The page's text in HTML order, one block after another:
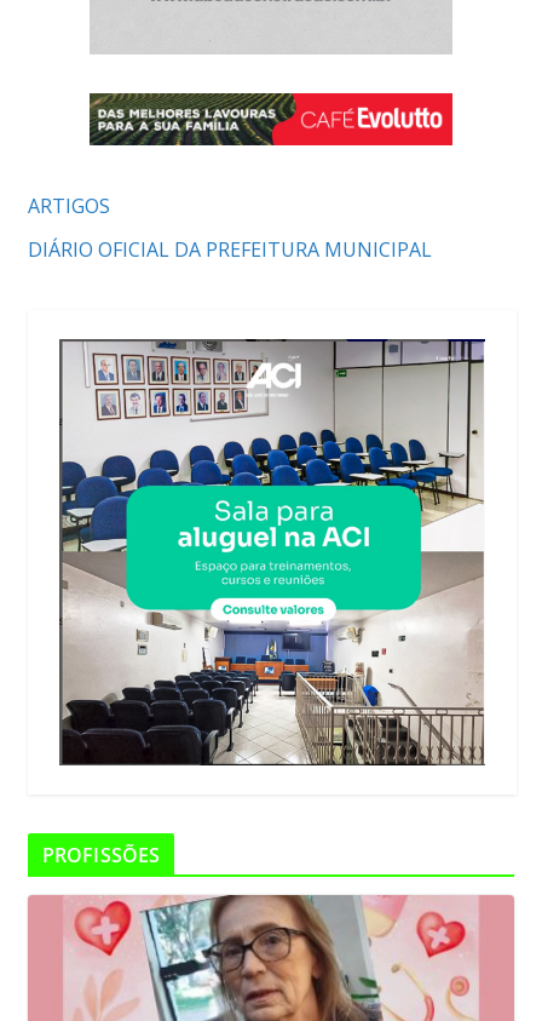
ARTIGOS
DIÁRIO OFICIAL DA PREFEITURA MUNICIPAL
PROFISSÕES